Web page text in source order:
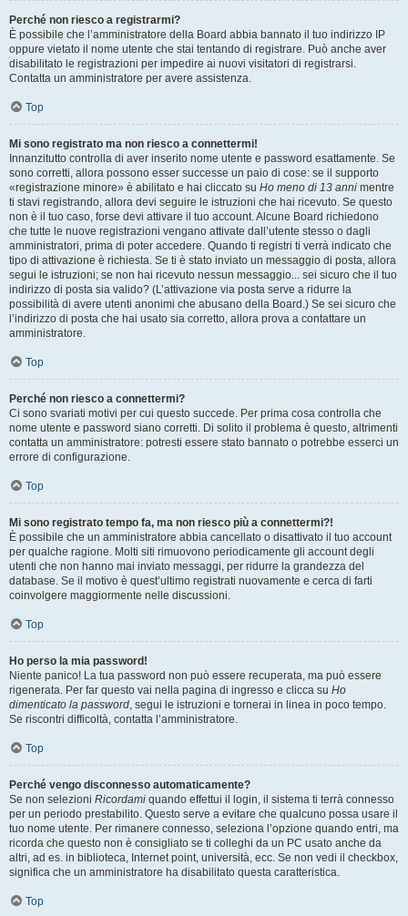
Perché non riesco a registrarmi?
È possibile che l’amministratore della Board abbia bannato il tuo indirizzo IP
oppure vietato il nome utente che stai tentando di registrare. Può anche aver
disabilitato le registrazioni per impedire ai nuovi visitatori di registrarsi.
Contatta un amministratore per avere assistenza.
Top
Mi sono registrato ma non riesco a connettermi!
Innanzitutto controlla di aver inserito nome utente e password esattamente. Se
sono corretti, allora possono esser successe un paio di cose: se il supporto
«registrazione minore» è abilitato e hai cliccato su Ho meno di 13 anni mentre
ti stavi registrando, allora devi seguire le istruzioni che hai ricevuto. Se questo
non è il tuo caso, forse devi attivare il tuo account. Alcune Board richiedono
che tutte le nuove registrazioni vengano attivate dall’utente stesso o dagli
amministratori, prima di poter accedere. Quando ti registri ti verrà indicato che
tipo di attivazione è richiesta. Se ti è stato inviato un messaggio di posta, allora
segui le istruzioni; se non hai ricevuto nessun messaggio... sei sicuro che il tuo
indirizzo di posta sia valido? (L’attivazione via posta serve a ridurre la
possibilità di avere utenti anonimi che abusano della Board.) Se sei sicuro che
l’indirizzo di posta che hai usato sia corretto, allora prova a contattare un
amministratore.
Top
Perché non riesco a connettermi?
Ci sono svariati motivi per cui questo succede. Per prima cosa controlla che
nome utente e password siano corretti. Di solito il problema è questo, altrimenti
contatta un amministratore: potresti essere stato bannato o potrebbe esserci un
errore di configurazione.
Top
Mi sono registrato tempo fa, ma non riesco più a connettermi?!
È possibile che un amministratore abbia cancellato o disattivato il tuo account
per qualche ragione. Molti siti rimuovono periodicamente gli account degli
utenti che non hanno mai inviato messaggi, per ridurre la grandezza del
database. Se il motivo è quest’ultimo registrati nuovamente e cerca di farti
coinvolgere maggiormente nelle discussioni.
Top
Ho perso la mia password!
Niente panico! La tua password non può essere recuperata, ma può essere
rigenerata. Per far questo vai nella pagina di ingresso e clicca su Ho
dimenticato la password, segui le istruzioni e tornerai in linea in poco tempo.
Se riscontri difficoltà, contatta l’amministratore.
Top
Perché vengo disconnesso automaticamente?
Se non selezioni Ricordami quando effettui il login, il sistema ti terrà connesso
per un periodo prestabilito. Questo serve a evitare che qualcuno possa usare il
tuo nome utente. Per rimanere connesso, seleziona l’opzione quando entri, ma
ricorda che questo non è consigliato se ti colleghi da un PC usato anche da
altri, ad es. in biblioteca, Internet point, università, ecc. Se non vedi il checkbox,
significa che un amministratore ha disabilitato questa caratteristica.
Top